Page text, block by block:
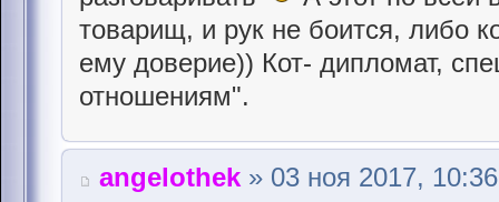
товарищ, и рук не боится, либо
ему доверие)) Кот- дипломат,
отношениям".
angelothek » 03 ноя 2017, 10:36